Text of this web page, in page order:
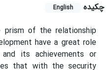
چکیده
English
prism of the relationship
have a great role
its achievements or
that with the security